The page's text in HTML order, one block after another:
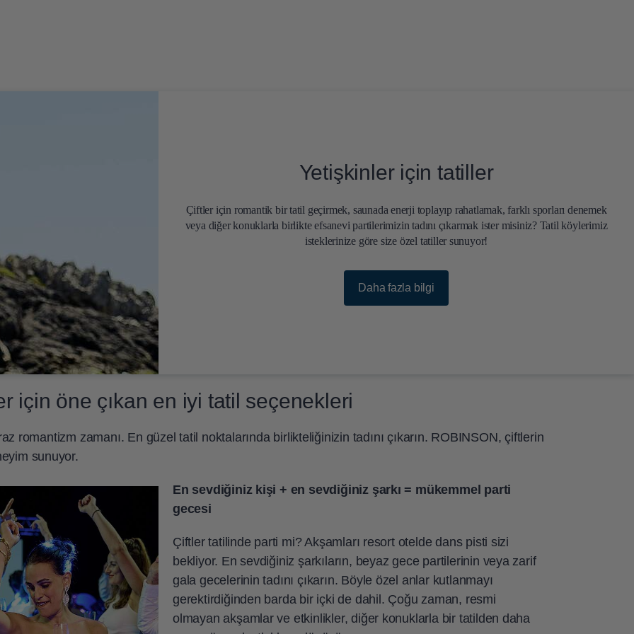
Yetişkinler için tatiller
Çiftler için romantik bir tatil geçirmek, saunada enerji toplayıp rahatlamak, farklı sporları denemek
veya diğer konuklarla birlikte efsanevi partilerimizin tadını çıkarmak ister misiniz? Tatil köylerimiz
isteklerinize göre size özel tatiller sunuyor!
Daha fazla bilgi
için öne çıkan en iyi tatil seçenekleri
romantizm zamanı. En güzel tatil noktalarında birlikteliğinizin tadını çıkarın. ROBINSON, çiftlerin
sunuyor.
En sevdiğiniz kişi + en sevdiğiniz şarkı = mükemmel parti
gecesi
Çiftler tatilinde parti mi? Akşamları resort otelde dans pisti sizi
bekliyor. En sevdiğiniz şarkıların, beyaz gece partilerinin veya zarif
gala gecelerinin tadını çıkarın. Böyle özel anlar kutlanmayı
gerektirdiğinden barda bir içki de dahil. Çoğu zaman, resmi
olmayan akşamlar ve etkinlikler, diğer konuklarla bir tatilden daha